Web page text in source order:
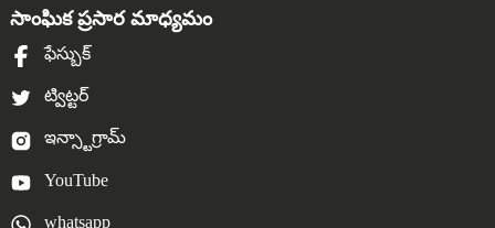
సాంఘిక ప్రసార మాధ్యమం
ఫేస్బుక్
ట్విట్టర్
ఇన్స్టాగ్రామ్
YouTube
whatsapp